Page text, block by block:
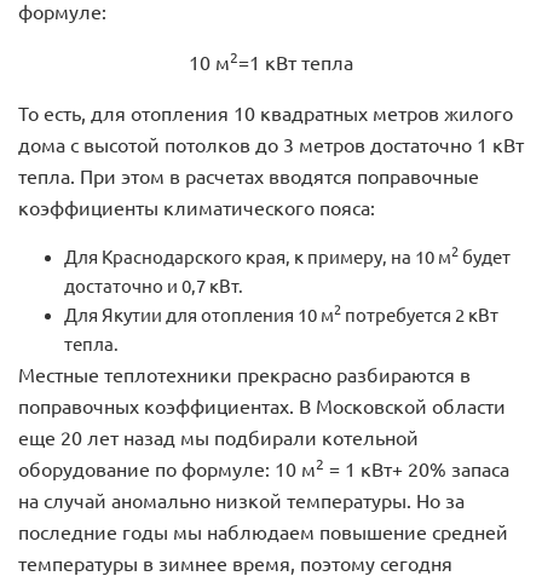
формуле:
10 м2=1 кВт тепла
То есть, для отопления 10 квадратных метров жилого
дома с высотой потолков до 3 метров достаточно 1 кВт
тепла. При этом в расчетах вводятся поправочные
коэффициенты климатического пояса:
Для Краснодарского края, к примеру, на 10 м2 будет
достаточно и 0,7 кВт.
Для Якутии для отопления 10 м2 потребуется 2 кВт
тепла.
Местные теплотехники прекрасно разбираются в
поправочных коэффициентах. В Московской области
еще 20 лет назад мы подбирали котельной
оборудование по формуле: 10 м2 = 1 кВт+ 20% запаса
на случай аномально низкой температуры. Но за
последние годы мы наблюдаем повышение средней
температуры в зимнее время, поэтому сегодня